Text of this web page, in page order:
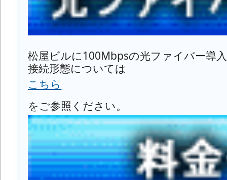
松屋ビルに100Mbpsの光ファイバー導
接続形態については
こちら
をご参照ください。